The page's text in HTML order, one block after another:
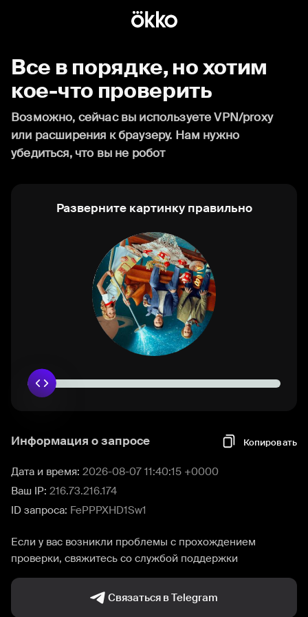
Все в порядке, но хотим
кое-что проверить
Возможно, сейчас вы используете VPN/proxy
или расширения к браузеру. Нам нужно
убедиться, что вы не робот
Разверните картинку правильно
Информация о запросе Копировать
Дата и время: 2026-08-07 11:40:15 +0000
Ваш IP: 216.73.216.174
ID запроса: FePPPXHD1Sw1
Если у вас возникли проблемы с прохождением
проверки, свяжитесь со службой поддержки
Связаться в Telegram